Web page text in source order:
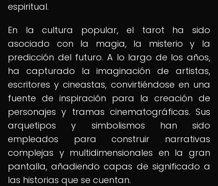
espiritual.
En la cultura popular, el tarot ha sido
asociado con la magia, la misterio y la
predicción del futuro. A lo largo de los años,
ha capturado la imaginación de artistas,
escritores y cineastas, convirtiéndose en una
fuente de inspiración para la creación de
personajes y tramas cinematográficas. Sus
arquetipos y simbolismos han sido
empleados para construir narrativas
complejas y multidimensionales en la gran
pantalla, añadiendo capas de significado a
las historias que se cuentan.